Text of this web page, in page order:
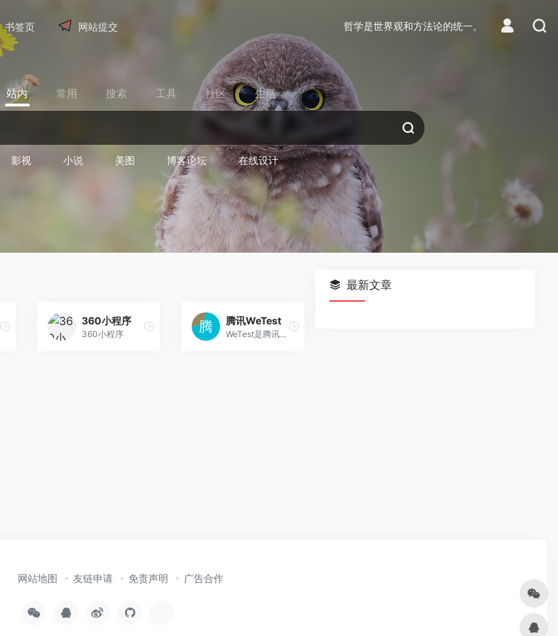
书签页 网站提交 哲学是世界观和方法论的统一。
站内 常用 搜索 工具 社区 生活
影视 小说 美图 博客论坛 在线设计
360小程序
360小程序
腾讯WeTest
WeTest是腾讯官方出品的行业领先的质量云服务厂商,致力于产品质量标准建设和质量提升,历经千款腾讯产品磨砺。平台包含兼容、云真机、性能、安全等优秀测试工具
最新文章
网站地图 友链申请 免责声明 广告合作